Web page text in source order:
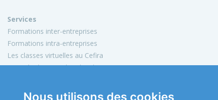
Nous utilisons des cookies
Services
Formations inter-entreprises
Formations intra-entreprises
Les classes virtuelles au Cefira
Activités de conseil et d'audit